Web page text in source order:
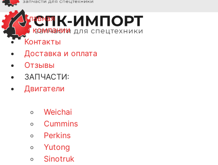
Главная
О компании
Контакты
Доставка и оплата
Отзывы
ЗАПЧАСТИ:
Двигатели
Weichai
Cummins
Perkins
Yutong
Sinotruk